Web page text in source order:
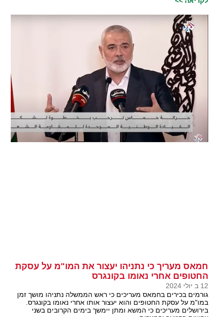
חמאס מעריך כי נתניהו יעצור את המו"מ על עסקת
החטופים אחרי נאומו בקונגרס
12 ב יולי 2024
גורמים בכירים בחמאס מעריכים כי ראש הממשלה נתניהו מושך זמן
במו"מ על עסקת החטופים והוא יעצור אותו אחרי נאומו בקונגרס.
בירושלים מעריכים כי המשא ומתן יימשך בימים הקרובים בשני